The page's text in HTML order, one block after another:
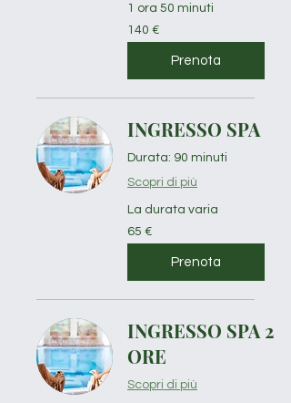
1 ora 50 minuti
140
euro
140 €
Prenota
INGRESSO SPA
Durata: 90 minuti
Scopri di più
La durata varia
65
euro
65 €
Prenota
INGRESSO SPA 2
ORE
Scopri di più